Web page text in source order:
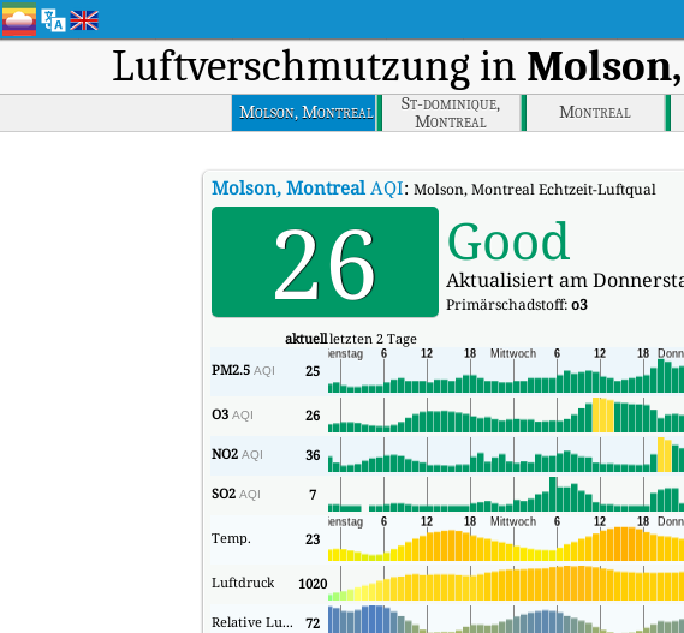
Luftverschmutzung in
Molson, Montreal
St-dominique,
Montreal
Montreal
Molson, MontrealAQI: Molson, Montreal Echtzeit-
26 Good
Aktualisiert am
Primärschadstoff:o3
aktuellletzten 2 Tage
PM2.5 AQI 25
O3 AQI 26
NO2 AQI 36
SO2 AQI 7
Temp. 23
Luftdruck 1020
Relative Luftfeuchtigkeit 72